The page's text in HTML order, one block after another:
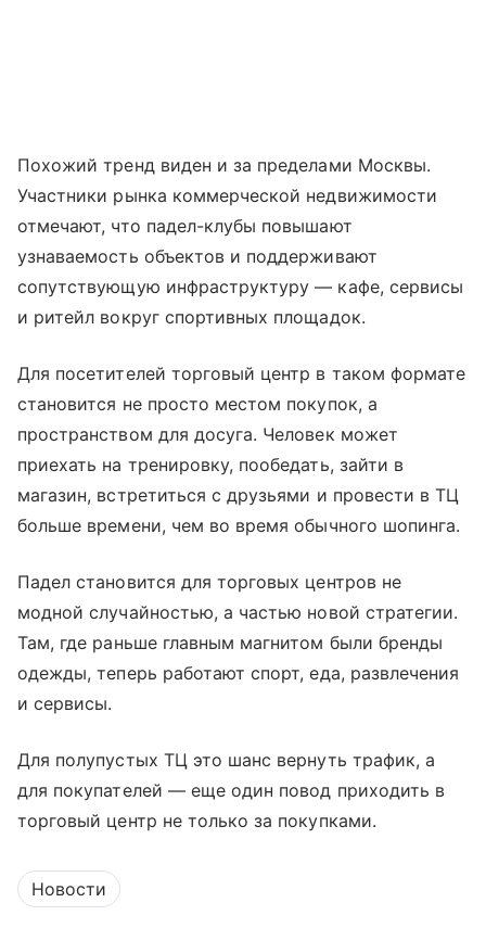
Похожий тренд виден и за пределами Москвы.
Участники рынка коммерческой недвижимости
отмечают, что падел-клубы повышают
узнаваемость объектов и поддерживают
сопутствующую инфраструктуру — кафе, сервисы
и ритейл вокруг спортивных площадок.
Для посетителей торговый центр в таком формате
становится не просто местом покупок, а
пространством для досуга. Человек может
приехать на тренировку, пообедать, зайти в
магазин, встретиться с друзьями и провести в ТЦ
больше времени, чем во время обычного шопинга.
Падел становится для торговых центров не
модной случайностью, а частью новой стратегии.
Там, где раньше главным магнитом были бренды
одежды, теперь работают спорт, еда, развлечения
и сервисы.
Для полупустых ТЦ это шанс вернуть трафик, а
для покупателей — еще один повод приходить в
торговый центр не только за покупками.
Новости